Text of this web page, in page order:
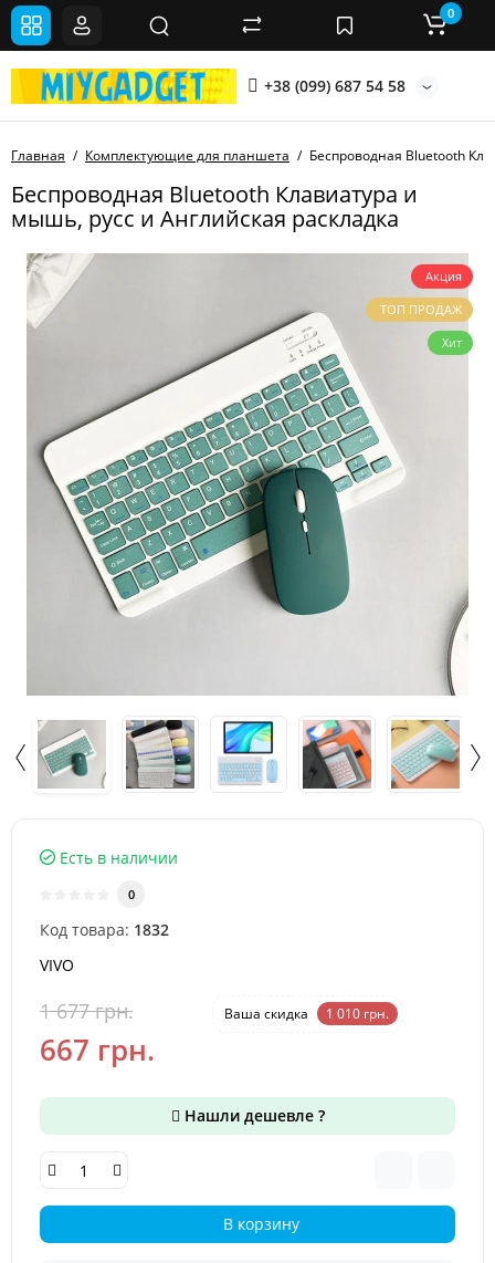
+38 (099) 687 54 58
0
Главная Комплектующие для планшета Беспроводная Bluetooth
Беспроводная Bluetooth Клавиатура и
мышь, русс и Английская раскладка
Акция
ТОП ПРОДАЖ
Хит
Есть в наличии
0
Код товара: 1832
VIVO
1 677 грн. Ваша cкидка 1 010 грн.
667 грн.
Нашли дешевле ?
В корзину